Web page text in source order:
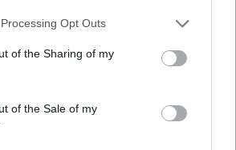
Opt Outs
of the Sharing of my
of the Sale of my
Χρήστος Δάντης: «Συνάδελφοι